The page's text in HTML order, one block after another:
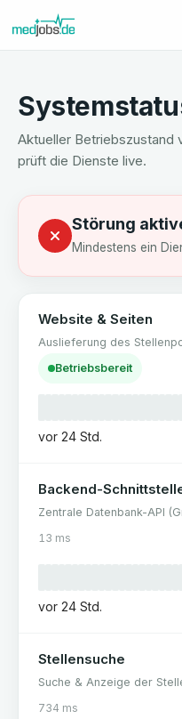
Aktueller Betriebszustand
prüft die Dienste live.
Störung
Mindestens ein
Website & Seiten
Auslieferung des
Betriebsbereit
vor 24 Std.
Backend-
Zentrale Datenbank-API
13 ms
vor 24 Std.
Stellensuche
Suche & Anzeige der
734 ms